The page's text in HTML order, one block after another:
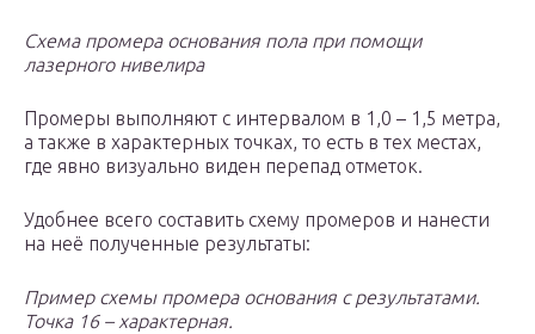
Схема промера основания пола при помощи
лазерного нивелира
Промеры выполняют с интервалом в 1,0 – 1,5 метра,
а также в характерных точках, то есть в тех местах,
где явно визуально виден перепад отметок.
Удобнее всего составить схему промеров и нанести
на неё полученные результаты:
Пример схемы промера основания с результатами.
Точка 16 – характерная.